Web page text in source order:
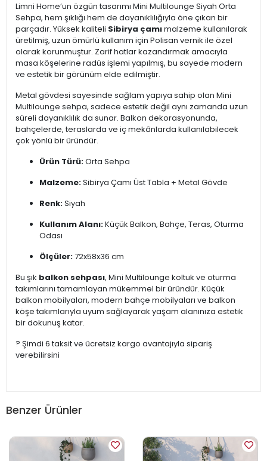
Limni Home’un özgün tasarımı Mini Multilounge Siyah Orta
Sehpa, hem şıklığı hem de dayanıklılığıyla öne çıkan bir
parçadır. Yüksek kaliteli Sibirya çamımalzeme kullanılarak
üretilmiş, uzun ömürlü kullanım için Polisan vernik ile özel
olarak korunmuştur. Zarif hatlar kazandırmak amacıyla
masa köşelerine radüs işlemi yapılmış, bu sayede modern
ve estetik bir görünüm elde edilmiştir.
Metal gövdesi sayesinde sağlam yapıya sahip olan Mini
Multilounge sehpa, sadece estetik değil aynı zamanda uzun
süreli dayanıklılık da sunar. Balkon dekorasyonunda,
bahçelerde, teraslarda ve iç mekânlarda kullanılabilecek
çok yönlü bir üründür.
Ürün Türü:Orta Sehpa
Malzeme:Sibirya Çamı Üst Tabla + Metal Gövde
Renk:Siyah
Kullanım Alanı:Küçük Balkon, Bahçe, Teras, Oturma
Odası
Ölçüler:72x58x36 cm
Bu şık balkon sehpası, Mini Multilounge koltuk ve oturma
takımlarını tamamlayan mükemmel bir üründür. Küçük
balkon mobilyaları, modern bahçe mobilyaları ve balkon
köşe takımlarıyla uyum sağlayarak yaşam alanınıza estetik
bir dokunuş katar.
? Şimdi 6 taksit ve ücretsiz kargo avantajıyla sipariş
verebilirsini
Benzer Ürünler